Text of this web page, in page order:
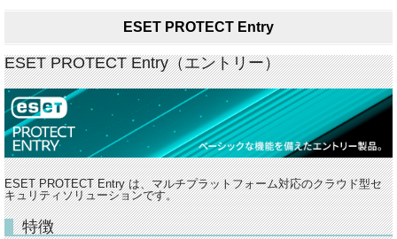
ESET PROTECT Entry
ESET PROTECT Entry（エントリー）
ESET PROTECT Entry は、マルチプラットフォーム対応のクラウド型セ
キュリティソリューションです。
特徴